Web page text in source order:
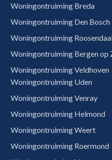
0620909728 Gratis
Woningontruiming Breda
Woningontruiming Den Bosch
Woningontruiming
Woningontruiming Bergen op
Woningontruiming Veldhoven
Woningontruiming Uden
Woningontruiming Venray
Woningontruiming Helmond
Woningontruiming Weert
Woningontruiming Roermond